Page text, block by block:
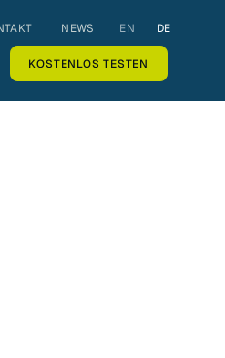
NEWS EN DE
KOSTENLOS TESTEN